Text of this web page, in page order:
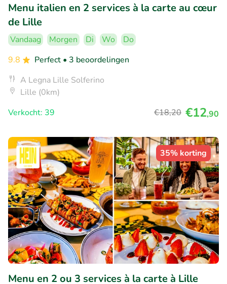
Menu italien en 2 services à la carte au cœur
de Lille
Vandaag Morgen Di Wo
Do
9.8
Perfect • 3 beoordelingen
A Legna Lille Solferino
Lille (0km)
Verkocht: 39
€18,20 €12,90
35% korting
Menu en 2 ou 3 services à la carte à Lille